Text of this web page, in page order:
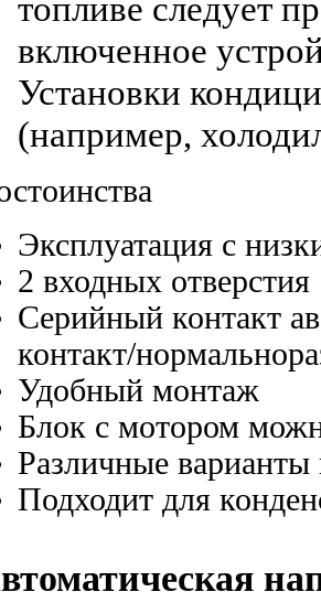
включенное
Установки
(например,
Эксплуатация с
2 входных отверстия
Серийный контакт
контакт/
Удобный монтаж
Блок с мотором
Различные варианты
Подходит для